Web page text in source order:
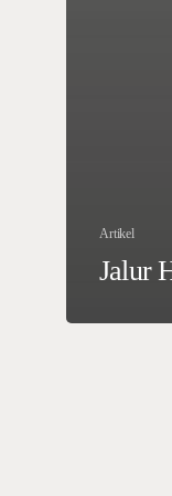
Artikel
Jalur